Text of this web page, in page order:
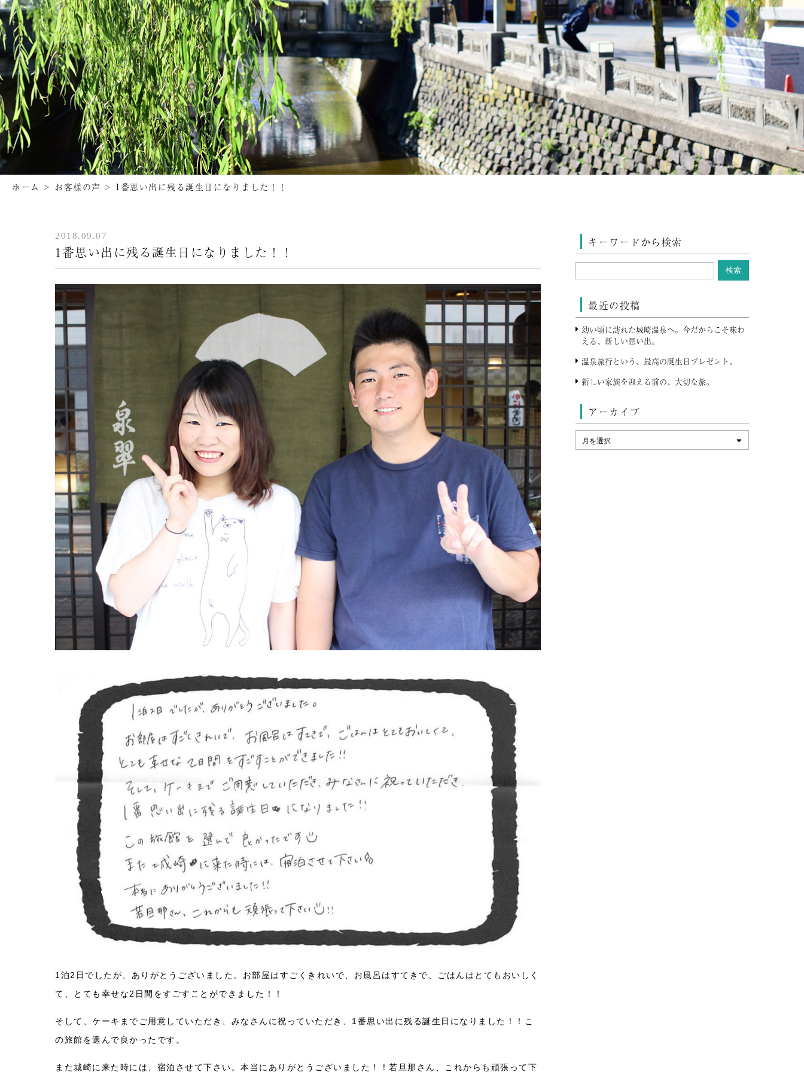
ホーム > お客様の声 > 1番思い出に残る誕生日になりました！！
2018.09.07
1番思い出に残る誕生日になりました！！
1泊2日でしたが、ありがとうございました。お部屋はすごくきれいで、お風呂はすてきで、ごはんはとてもおいしく
て、とても幸せな2日間をすごすことができました！！
そして、ケーキまでご用意していただき、みなさんに祝っていただき、1番思い出に残る誕生日になりました！！こ
の旅館を選んで良かったです。
また城崎に来た時には、宿泊させて下さい。本当にありがとうございました！！若旦那さん、これからも頑張って下
キーワードから検索
最近の投稿
幼い頃に訪れた城崎温泉へ。今だからこそ味わ
える、新しい思い出。
温泉旅行という、最高の誕生日プレゼント。
新しい家族を迎える前の、大切な旅。
アーカイブ